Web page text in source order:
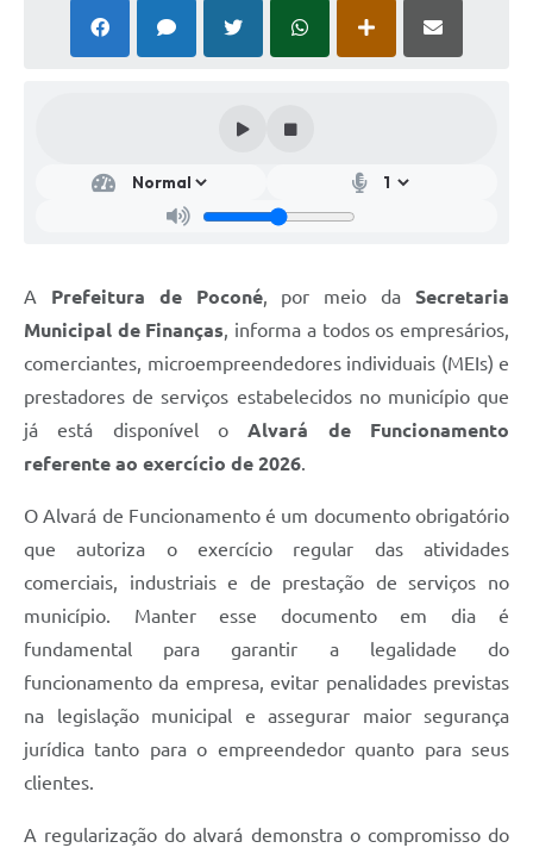
A Prefeitura de Poconé, por meio daSecretaria
Municipal de Finanças, informa a todos os empresários,
comerciantes, microempreendedores individuais (MEIs) e
prestadores de serviços estabelecidos no município que
já está disponível oAlvará de Funcionamento
referente ao exercício de 2026.
O Alvará de Funcionamento é um documento obrigatório
que autoriza o exercício regular das atividades
comerciais, industriais e de prestação de serviços no
município. Manter esse documento em dia é
fundamental para garantir a legalidade do
funcionamento da empresa, evitar penalidades previstas
na legislação municipal e assegurar maior segurança
jurídica tanto para o empreendedor quanto para seus
clientes.
A regularização do alvará demonstra o compromisso do